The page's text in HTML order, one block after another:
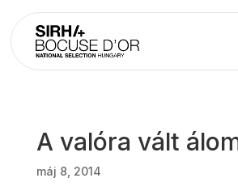
A valóra vált
máj 8, 2014